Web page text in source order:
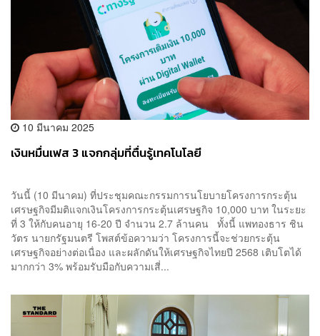
10 มีนาคม 2025
เงินหมื่นเฟส 3 แจกกลุ่มที่ตื่นรู้เทคโนโลยี
วันนี้ (10 มีนาคม) ที่ประชุมคณะกรรมการนโยบายโครงการกระตุ้น
เศรษฐกิจมีมติแจกเงินโครงการกระตุ้นเศรษฐกิจ 10,000 บาท ในระยะ
ที่ 3 ให้กับคนอายุ 16-20 ปี จำนวน 2.7 ล้านคน ทั้งนี้ แพทองธาร ชิน
วัตร นายกรัฐมนตรี โพสต์ข้อความว่า โครงการนี้จะช่วยกระตุ้น
เศรษฐกิจอย่างต่อเนื่อง และผลักดันให้เศรษฐกิจไทยปี 2568 เติบโตได้
มากกว่า 3% พร้อมรับมือกับความเสี่...